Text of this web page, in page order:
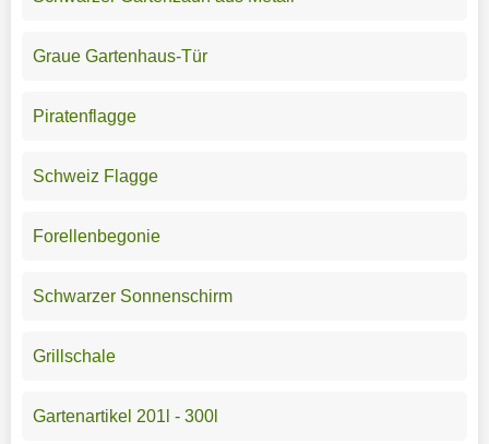
Graue Gartenhaus-Tür
Piratenflagge
Schweiz Flagge
Forellenbegonie
Schwarzer Sonnenschirm
Grillschale
Gartenartikel 201l - 300l